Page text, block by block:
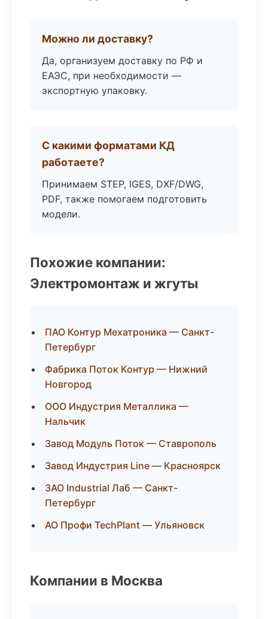
Можно ли доставку?
Да, организуем доставку по РФ и
ЕАЭС, при необходимости —
экспортную упаковку.
С какими форматами КД
работаете?
Принимаем STEP, IGES, DXF/DWG,
PDF, также помогаем подготовить
модели.
Похожие компании:
Электромонтаж и жгуты
ПАО Контур Мехатроника — Санкт-
Петербург
Фабрика Поток Контур — Нижний
Новгород
ООО Индустрия Металлика —
Нальчик
Завод Модуль Поток — Ставрополь
Завод Индустрия Line — Красноярск
ЗАО Industrial Лаб — Санкт-
Петербург
АО Профи TechPlant — Ульяновск
Компании в Москва